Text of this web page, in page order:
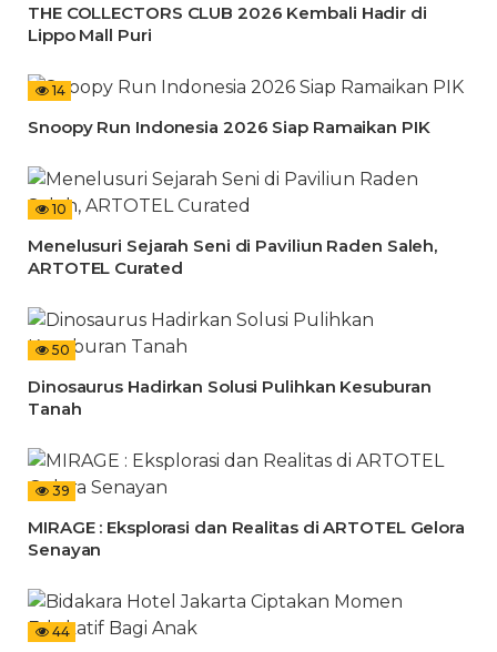
THE COLLECTORS CLUB 2026 Kembali Hadir di
Lippo Mall Puri
14
Snoopy Run Indonesia 2026 Siap Ramaikan PIK
10
Menelusuri Sejarah Seni di Paviliun Raden Saleh,
ARTOTEL Curated
50
Dinosaurus Hadirkan Solusi Pulihkan Kesuburan
Tanah
39
MIRAGE : Eksplorasi dan Realitas di ARTOTEL Gelora
Senayan
44